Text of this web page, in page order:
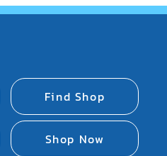
Find Shop
Shop Now